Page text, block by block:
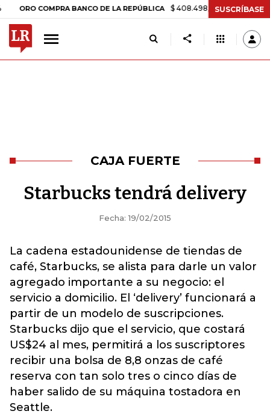
COMPRA BANCO DE LA REPÚBLICA $ 408.498,97 +$ 8.753,81
SUSCRÍBASE
CAJA FUERTE
Starbucks tendrá delivery
Fecha: 19/02/2015
La cadena estadounidense de tiendas de
café, Starbucks, se alista para darle un valor
agregado importante a su negocio: el
servicio a domicilio. El ‘delivery’ funcionará a
partir de un modelo de suscripciones.
Starbucks dijo que el servicio, que costará
US$24 al mes, permitirá a los suscriptores
recibir una bolsa de 8,8 onzas de café
reserva con tan solo tres o cinco días de
haber salido de su máquina tostadora en
Seattle.